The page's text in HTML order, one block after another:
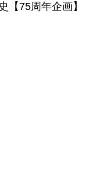
【75周年企画】